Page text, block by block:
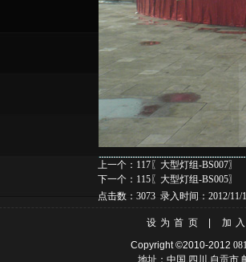
上一个： 117〖大型灯组-BS007〗
下一个： 115〖大型灯组-BS005〗
点击数：3073 录入时间：2012/11/
设为首页 |加
Copyright ©2010-2012
地址：中国.四川.自贡